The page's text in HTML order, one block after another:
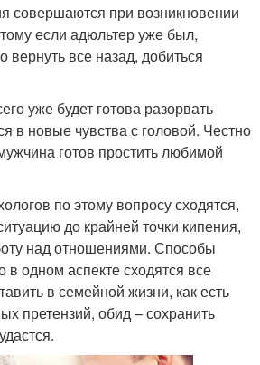
совершаются при возникновении
если адюльтер уже был,
вернуть все назад, добиться
уже будет готова разорвать
в новые чувства с головой. Честно
готов простить любимой
по этому вопросу сходятся,
до крайней точки кипения,
над отношениями. Способы
одном аспекте сходятся все
в семейной жизни, как есть
претензий, обид – сохранить